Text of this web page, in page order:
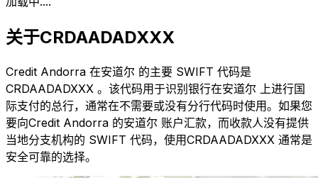
关于CRDAADADXXX
Credit Andorra 在安道尔 的主要 SWIFT 代码是
CRDAADADXXX 。该代码用于识别银行在安道尔 上进行国
际支付的总行，通常在不需要或没有分行代码时使用。如果您
要向Credit Andorra 的安道尔 账户汇款，而收款人没有提供
当地分支机构的 SWIFT 代码，使用CRDAADADXXX 通常是
安全可靠的选择。